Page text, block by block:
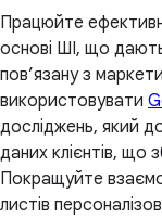
Працюйте
основі ШІ, що
пов’язану з
використовувати
досліджень, який
даних клієнтів, що
Покращуйте
листів